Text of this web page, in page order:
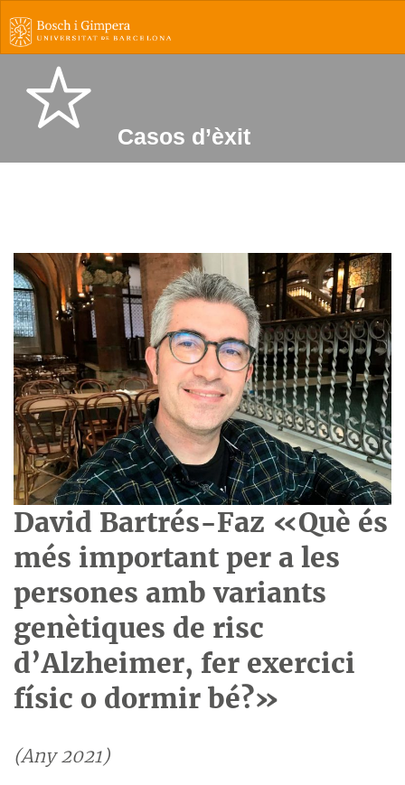
Casos d’èxit
David Bartrés-Faz «Què és
més important per a les
persones amb variants
genètiques de risc
d’Alzheimer, fer exercici
físic o dormir bé?»
(Any 2021)